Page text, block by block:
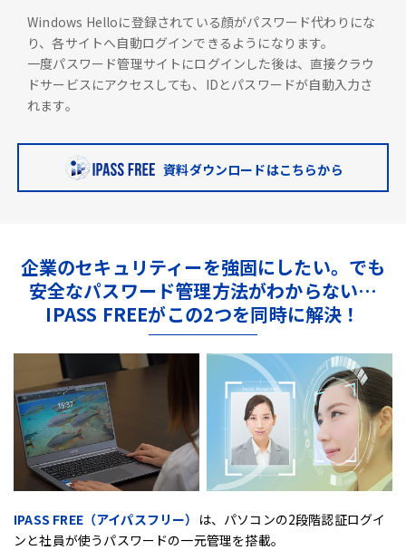
Windows Helloに登録されている顔がパスワード代わりにな
り、各サイトへ自動ログインできるようになります。
一度パスワード管理サイトにログインした後は、直接クラウ
ドサービスにアクセスしても、IDとパスワードが自動入力さ
れます。
資料ダウンロードはこちらから
企業のセキュリティーを強固にしたい。 でも
安全なパスワード管理方法がわからない…
IPASS FREEがこの2つを同時に解決！
IPASS FREE（アイパスフリー） は、 パソコンの2段階認証ログイ
ンと社員が使うパスワードの一元管理を搭載。